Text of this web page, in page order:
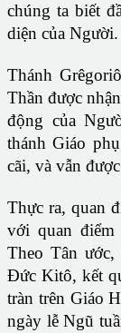
chúng ta biết
diện của Người.
Thánh
Thần được
động của
thánh Giáo
cãi, và vẫn
Thực ra, quan
với quan điểm
Theo Tân
Đức Kitô, kết
tràn trên Giáo
ngày lễ Ngũ